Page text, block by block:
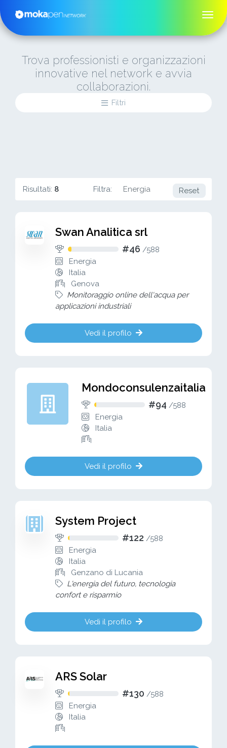
Trova professionisti e organizzazioni
innovative nel network e avvia
collaborazioni.
Filtri
Risultati: 8 Filtra: Energia Reset
Swan Analitica srl
#46 /588
Energia
Italia
Genova
Monitoraggio online dell'acqua per
applicazioni industriali
Vedi il profilo
Mondoconsulenzaitalia
#94 /588
Energia
Italia
Vedi il profilo
System Project
#122 /588
Energia
Italia
Genzano di Lucania
L'energia del futuro, tecnologia
confort e risparmio
Vedi il profilo
ARS Solar
#130 /588
Energia
Italia